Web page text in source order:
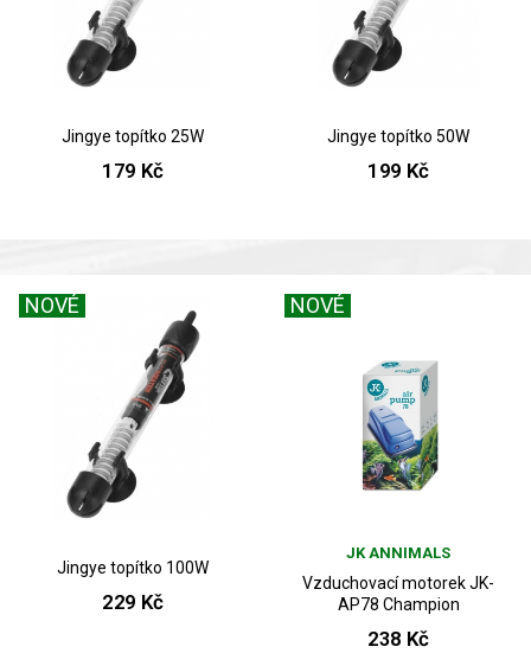
Jingye topítko 25W
179 Kč
Jingye topítko 50W
199 Kč
NOVÉ
Jingye topítko 100W
229 Kč
NOVÉ
JK ANNIMALS
Vzduchovací motorek JK-
AP78 Champion
238 Kč